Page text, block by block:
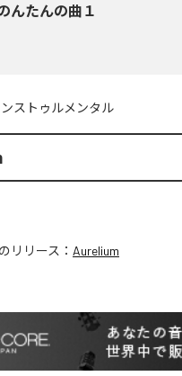
んたんの曲１
ストゥルメンタル
リリース： Aurelium